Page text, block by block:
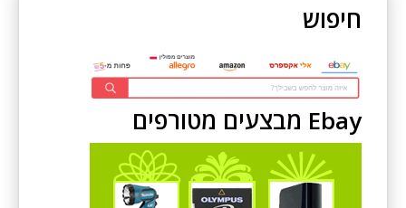
חיפוש
Ebay מבצעים מטורפים